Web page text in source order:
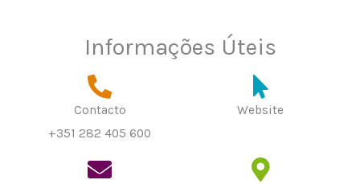
Informações Úteis
Contacto
+351 282 405 600
Website